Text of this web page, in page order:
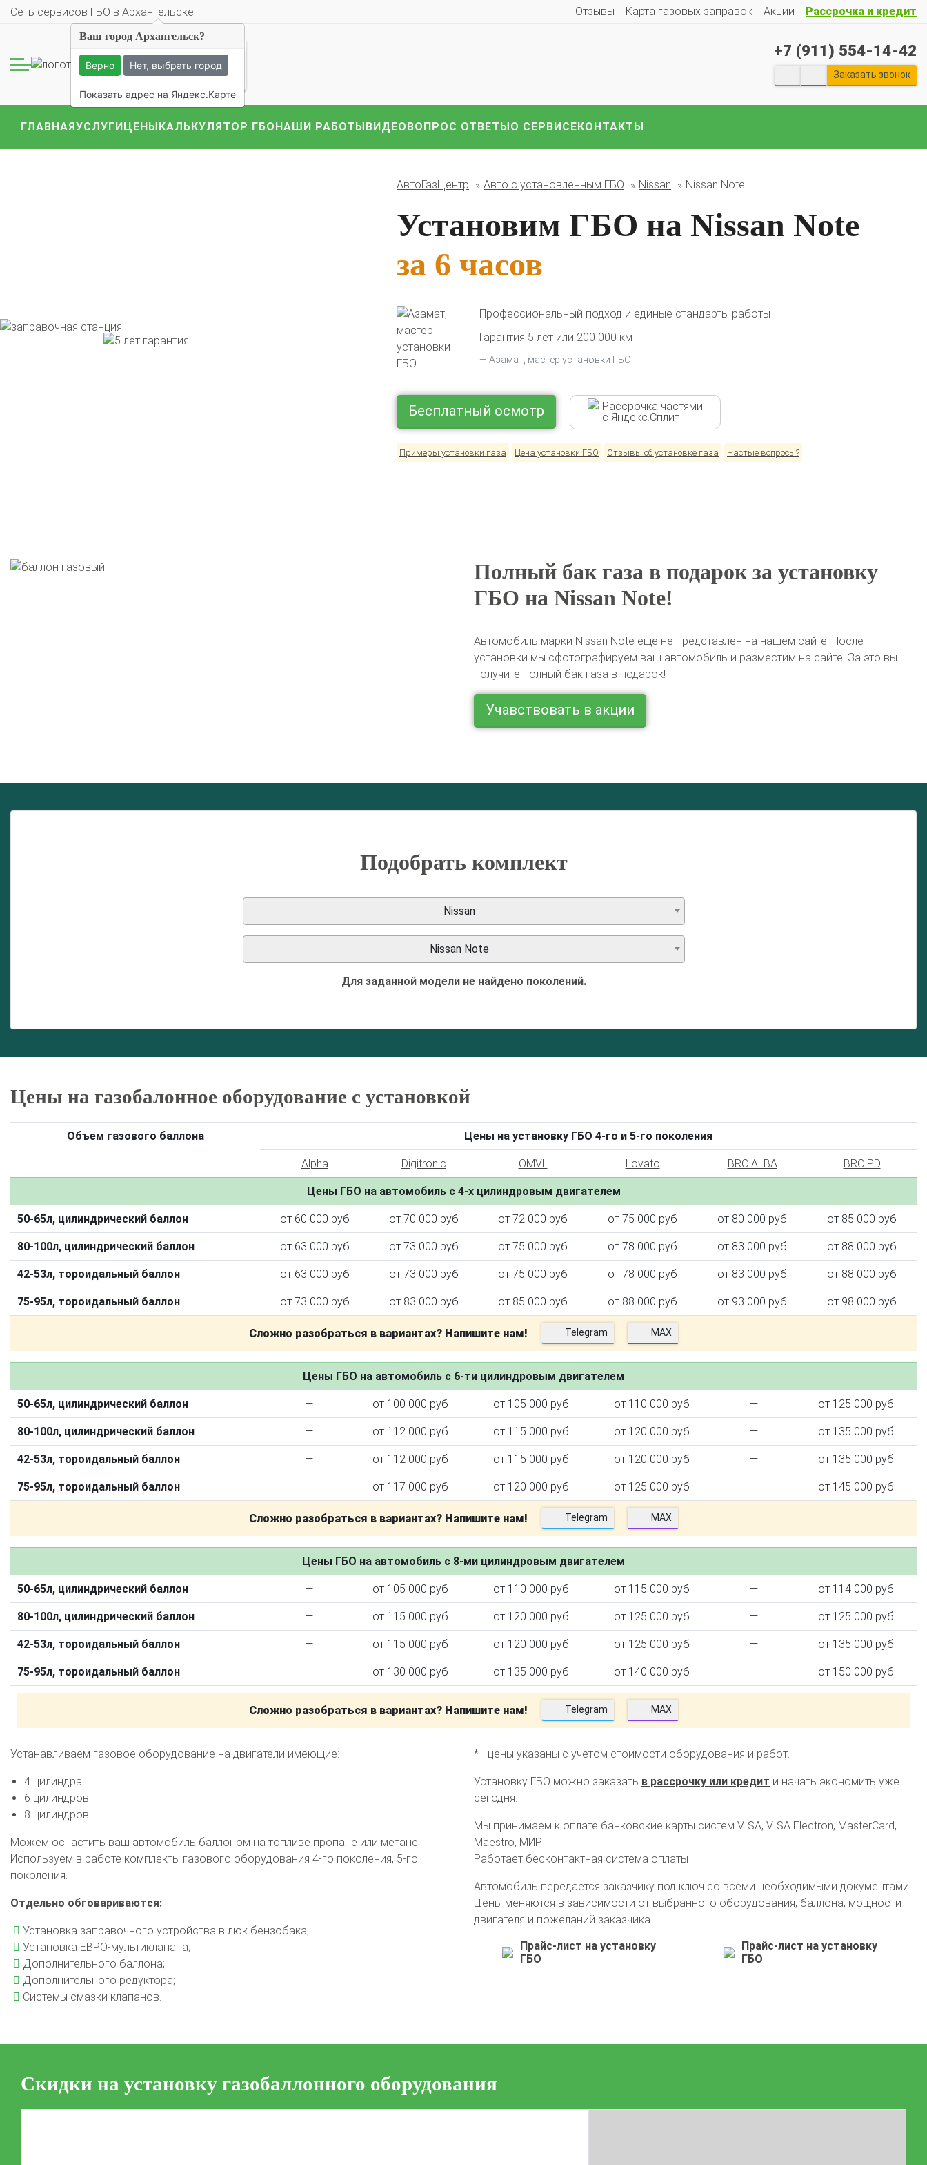
Cеть сервисов ГБО в Архангельске Отзывы Карта газовых заправок Акции Рассрочка и кредит
Skoda Toyota Volkswagen
О автосервисе
Отзывы клиентов
Установка ГБО за 6 часов
2-го поколения 4-го поколения
5-го поколения
BRC
OMVL LOVATO KME Digitronic
Калькулятор выгоды ГБО Калькулятор топлива
Техобслуживание ГБО
Полная диагностика ГБО
Чистка и регулировка форсунок
Замена датчика давления
Регистрация ГБО в ГИБДД
другие авто..
+7 (911) 554-14-42
Заказать звонок
ГЛАВНАЯУСЛУГИЦЕНЫКАЛЬКУЛЯТОР ГБОНАШИ РАБОТЫВИДЕОВОПРОС ОТВЕТЫО СЕРВИСЕКОНТАКТЫ
АвтоГазЦентр Авто с установленным ГБО Nissan Nissan Note
Установим ГБО на Nissan Note
за 6 часов
Профессиональный подход и единые стандарты работы
Гарантия 5 лет или 200 000 км
Азамат, мастер установки ГБО
Бесплатный осмотр
Рассрочка частями
с Яндекс.Сплит
Примеры установки газа Цена установки ГБО Отзывы об установке газа Частые вопросы?
Полный бак газа в подарок за установку
ГБО на Nissan Note!
Автомобиль марки Nissan Note ещё не представлен на нашем сайте. После
установки мы сфотографируем ваш автомобиль и разместим на сайте. За это вы
получите полный бак газа в подарок!
Учавствовать в акции
Подобрать комплект
Nissan
Nissan Note
Для заданной модели не найдено поколений.
Цены на газобалонное оборудование с установкой
Объем газового баллона Цены на установку ГБО 4-го и 5-го поколения
Alpha Digitronic OMVL Lovato BRC ALBA BRC PD
Цены ГБО на автомобиль с 4-х цилиндровым двигателем
50-65л, цилиндрический баллон от 60 000 руб от 70 000 руб от 72 000 руб от 75 000 руб от 80 000 руб от 85 000 руб
80-100л, цилиндрический баллон от 63 000 руб от 73 000 руб от 75 000 руб от 78 000 руб от 83 000 руб от 88 000 руб
42-53л, тороидальный баллон от 63 000 руб от 73 000 руб от 75 000 руб от 78 000 руб от 83 000 руб от 88 000 руб
75-95л, тороидальный баллон от 73 000 руб от 83 000 руб от 85 000 руб от 88 000 руб от 93 000 руб от 98 000 руб
Сложно разобраться в вариантах? Напишите нам! Telegram MAX
Цены ГБО на автомобиль с 6-ти цилиндровым двигателем
50-65л, цилиндрический баллон — от 100 000 руб от 105 000 руб от 110 000 руб — от 125 000 руб
80-100л, цилиндрический баллон — от 112 000 руб от 115 000 руб от 120 000 руб — от 135 000 руб
42-53л, тороидальный баллон — от 112 000 руб от 115 000 руб от 120 000 руб — от 135 000 руб
75-95л, тороидальный баллон — от 117 000 руб от 120 000 руб от 125 000 руб — от 145 000 руб
Сложно разобраться в вариантах? Напишите нам! Telegram MAX
Цены ГБО на автомобиль с 8-ми цилиндровым двигателем
50-65л, цилиндрический баллон — от 105 000 руб от 110 000 руб от 115 000 руб — от 114 000 руб
80-100л, цилиндрический баллон — от 115 000 руб от 120 000 руб от 125 000 руб — от 125 000 руб
42-53л, тороидальный баллон — от 115 000 руб от 120 000 руб от 125 000 руб — от 135 000 руб
75-95л, тороидальный баллон — от 130 000 руб от 135 000 руб от 140 000 руб — от 150 000 руб
Сложно разобраться в вариантах? Напишите нам! Telegram MAX
Устанавливаем газовое оборудование на двигатели имеющие:
4 цилиндра
6 цилиндров
8 цилиндров
Можем оснастить ваш автомобиль баллоном на топливе пропане или метане.
Используем в работе комплекты газового оборудования 4-го поколения, 5-го
поколения.
Отдельно обговариваются:
Установка заправочного устройства в люк бензобака;
Установка ЕВРО-мультиклапана;
Дополнительного баллона;
Дополнительного редуктора;
Системы смазки клапанов.
* - цены указаны с учетом стоимости оборудования и работ.
Установку ГБО можно заказать в рассрочку или кредит и начать экономить уже
сегодня.
Мы принимаем к оплате банковские карты систем VISA, VISA Electron, MasterCard,
Maestro, МИР.
Работает бесконтактная система оплаты
Автомобиль передается заказчику под ключ со всеми необходимыми документами.
Цены меняются в зависимости от выбранного оборудования, баллона, мощности
двигателя и пожеланий заказчика.
Прайс-лист на установку
ГБО
Прайс-лист на установку
ГБО
Скидки на установку газобаллонного оборудования
Ваш город Архангельск?
Верно Нет, выбрать город
Показать адрес на Яндекс.Карте